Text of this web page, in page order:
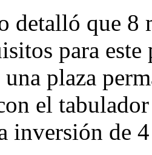
detalló que 8
para este
plaza
el
inversión de